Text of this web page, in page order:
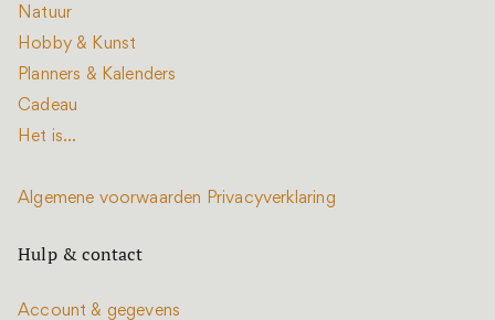
Natuur
Hobby & Kunst
Planners & Kalenders
Cadeau
Het is...
Algemene voorwaarden Privacyverklaring
Hulp & contact
Account & gegevens